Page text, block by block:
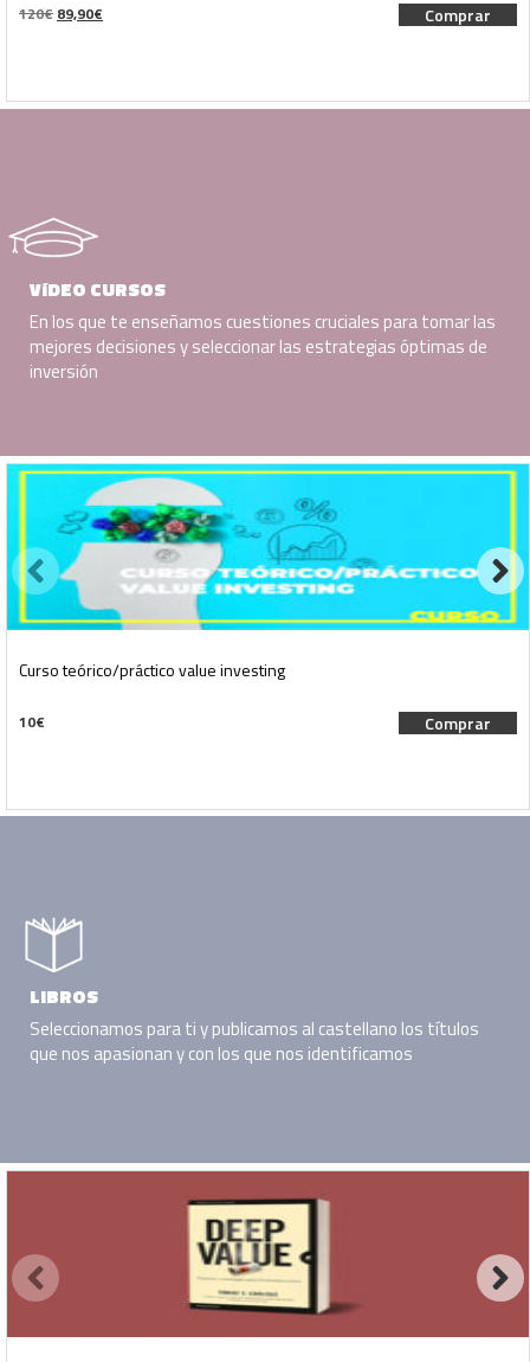
120€ El
89,90€ Comprar
VíDEO CURSOS
En los que te enseñamos cuestiones cruciales para tomar las
mejores decisiones y seleccionar las estrategias óptimas de
inversión
Curso teórico/práctico value investing
10€ Comprar
LIBROS
Seleccionamos para ti y publicamos al castellano los títulos
que nos apasionan y con los que nos identificamos